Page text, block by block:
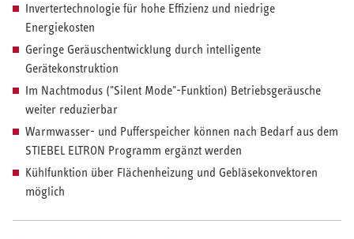
HEIZEN UND KÜHLEN
Wärmepumpe
Puffer- und Trinkwarmwasserspeicher
Regelung / Energiemanagement
Invertertechnologie für hohe Effizienz und niedrige
Energiekosten
Geringe Geräuschentwicklung durch intelligente
Gerätekonstruktion
Im Nachtmodus ("Silent Mode"-Funktion) Betriebsgeräusche
weiter reduzierbar
Warmwasser- und Pufferspeicher können nach Bedarf aus dem
STIEBEL ELTRON Programm ergänzt werden
Kühlfunktion über Flächenheizung und Gebläsekonvektoren
möglich